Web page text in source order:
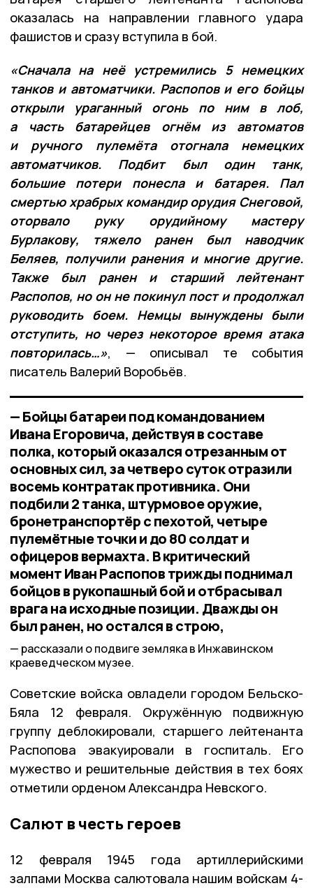
оказалась на направлении главного удара
фашистов и сразу вступила в бой.
«Сначала на неё устремились 5 немецких
танков и автоматчики. Распопов и его бойцы
открыли ураганный огонь по ним в лоб,
а часть батарейцев огнём из автоматов
и ручного пулемёта отогнала немецких
автоматчиков. Подбит был один танк,
большие потери понесла и батарея. Пал
смертью храбрых командир орудия Снеговой,
оторвало руку орудийному мастеру
Бурлакову, тяжело ранен был наводчик
Беляев, получили ранения и многие другие.
Также был ранен и старший лейтенант
Распопов, но он не покинул пост и продолжал
руководить боем. Немцы вынуждены были
отступить, но через некоторое время атака
повторилась…», — описывал те события
писатель Валерий Воробьёв.
— Бойцы батареи под командованием
Ивана Егоровича, действуя в составе
полка, который оказался отрезанным от
основных сил, за четверо суток отразили
восемь контратак противника. Они
подбили 2 танка, штурмовое оружие,
бронетранспортёр с пехотой, четыре
пулемётные точки и до 80 солдат и
офицеров вермахта. В критический
момент Иван Распопов трижды поднимал
бойцов в рукопашный бой и отбрасывал
врага на исходные позиции. Дважды он
был ранен, но остался в строю,
рассказали о подвиге земляка в Инжавинском
краеведческом музее.
Советские войска овладели городом Бельско-
Бяла 12 февраля. Окружённую подвижную
группу деблокировали, старшего лейтенанта
Распопова эвакуировали в госпиталь. Его
мужество и решительные действия в тех боях
отметили орденом Александра Невского.
Салют в честь героев
12 февраля 1945 года артиллерийскими
залпами Москва салютовала нашим войскам 4-